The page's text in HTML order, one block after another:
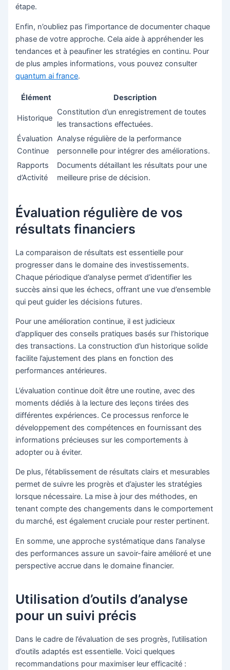
étape.
Enfin, n’oubliez pas l’importance de documenter chaque
phase de votre approche. Cela aide à appréhender les
tendances et à peaufiner les stratégies en continu. Pour
de plus amples informations, vous pouvez consulter
quantum ai france.
Élément Description
Historique
Constitution d’un enregistrement de toutes
les transactions effectuées.
Évaluation
Continue
Analyse régulière de la performance
personnelle pour intégrer des améliorations.
Rapports
d’Activité
Documents détaillant les résultats pour une
meilleure prise de décision.
Évaluation régulière de vos
résultats financiers
La comparaison de résultats est essentielle pour
progresser dans le domaine des investissements.
Chaque périodique d’analyse permet d’identifier les
succès ainsi que les échecs, offrant une vue d’ensemble
qui peut guider les décisions futures.
Pour une amélioration continue, il est judicieux
d’appliquer des conseils pratiques basés sur l’historique
des transactions. La construction d’un historique solide
facilite l’ajustement des plans en fonction des
performances antérieures.
L’évaluation continue doit être une routine, avec des
moments dédiés à la lecture des leçons tirées des
différentes expériences. Ce processus renforce le
développement des compétences en fournissant des
informations précieuses sur les comportements à
adopter ou à éviter.
De plus, l’établissement de résultats clairs et mesurables
permet de suivre les progrès et d’ajuster les stratégies
lorsque nécessaire. La mise à jour des méthodes, en
tenant compte des changements dans le comportement
du marché, est également cruciale pour rester pertinent.
En somme, une approche systématique dans l’analyse
des performances assure un savoir-faire amélioré et une
perspective accrue dans le domaine financier.
Utilisation d’outils d’analyse
pour un suivi précis
Dans le cadre de l’évaluation de ses progrès, l’utilisation
d’outils adaptés est essentielle. Voici quelques
recommandations pour maximiser leur efficacité :